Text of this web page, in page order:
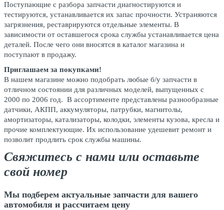
Поступающие с разбора запчасти диагностируются и
тестируются, устанавливается их запас прочности. Устраняются
загрязнения, реставрируются отдельные элементы. В
зависимости от оставшегося срока службы устанавливается цена
деталей. После чего они вносятся в каталог магазина и
поступают в продажу.
Приглашаем за покупками!
В нашем магазине можно подобрать любые б/у запчасти в
отличном состоянии для различных моделей, выпущенных с
2000 по 2006 год. В ассортименте представлены разнообразные
датчики, АКПП, аккумуляторы, патрубки, магнитолы,
амортизаторы, катализаторы, колодки, элементы кузова, кресла и
прочие комплектующие. Их использование удешевит ремонт и
позволит продлить срок службы машины.
Свяжитесь с нами или оставьте
свой номер
Мы подберем актуальные запчасти для вашего
автомобиля и рассчитаем цену